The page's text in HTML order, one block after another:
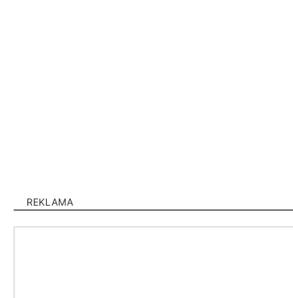
REKLAMA